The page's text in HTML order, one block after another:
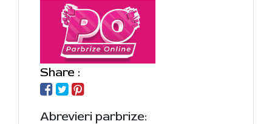
Share :
Abrevieri parbrize: